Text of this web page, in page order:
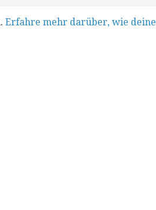
Erfahre mehr darüber, wie deine